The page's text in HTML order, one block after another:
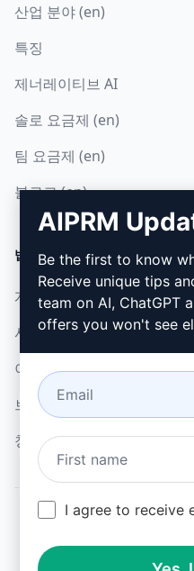
산업 분야 (en)
특징
제너레이티브 AI
솔로 요금제 (en)
팀 요금제 (en)
블로그 (en)
법률
개인정보 보호정책 (en)
사용 제한 정책 (en)
이용 약관 (en)
브라우저 확장 약관 (en)
청구 약관 (en)
All logos, trademarks,
AIPRM
Be the first to know
Receive unique tips
team on AI, ChatGPT
offers you won't see
I agree to receive